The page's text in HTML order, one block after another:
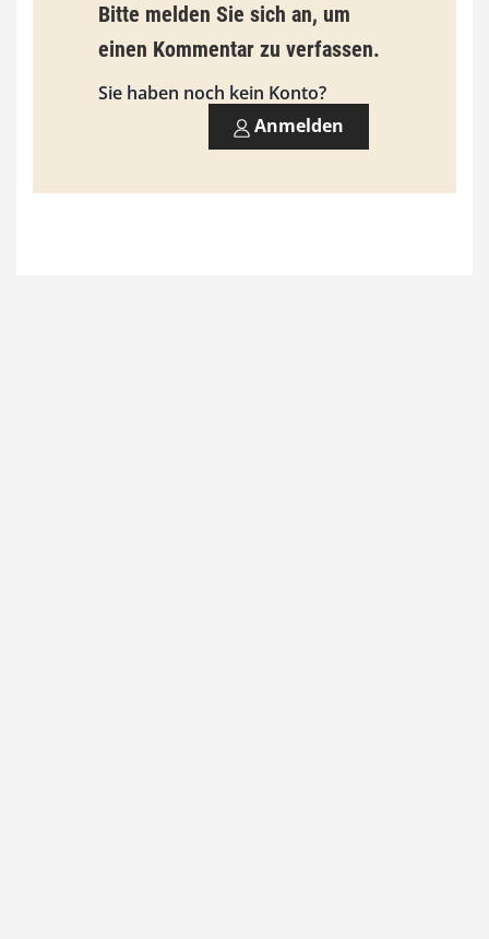
i
s
9
0
Bitte melden Sie sich an, um
einen Kommentar zu verfassen.
Sie haben noch kein Konto?
Anmelden